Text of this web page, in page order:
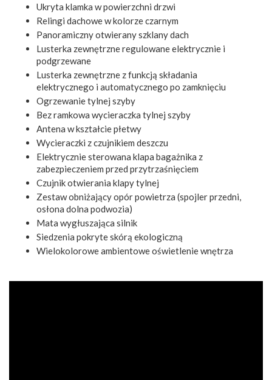
Ukryta klamka w powierzchni drzwi
Relingi dachowe w kolorze czarnym
Panoramiczny otwierany szklany dach
Lusterka zewnętrzne regulowane elektrycznie i
podgrzewane
Lusterka zewnętrzne z funkcją składania
elektrycznego i automatycznego po zamknięciu
Ogrzewanie tylnej szyby
Bez ramkowa wycieraczka tylnej szyby
Antena w kształcie płetwy
Wycieraczki z czujnikiem deszczu
Elektrycznie sterowana klapa bagażnika z
zabezpieczeniem przed przytrzaśnięciem
Czujnik otwierania klapy tylnej
Zestaw obniżający opór powietrza (spojler przedni,
osłona dolna podwozia)
Mata wygłuszająca silnik
Siedzenia pokryte skórą ekologiczną
Wielokolorowe ambientowe oświetlenie wnętrza